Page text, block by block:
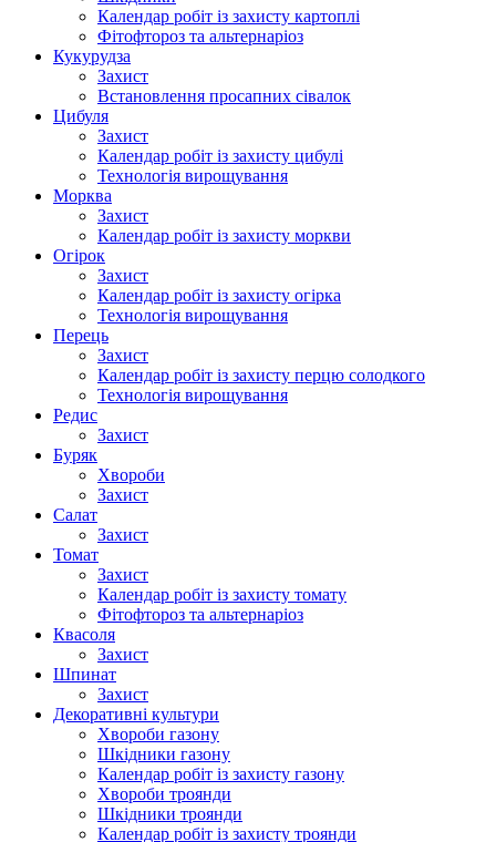
Календар робіт із захисту картоплі
Фітофтороз та альтернаріоз
Кукурудза
Захист
Встановлення просапних сівалок
Цибуля
Захист
Календар робіт із захисту цибулі
Технологія вирощування
Морква
Захист
Календар робіт із захисту моркви
Огірок
Захист
Календар робіт із захисту огірка
Технологія вирощування
Перець
Захист
Календар робіт із захисту перцю солодкого
Технологія вирощування
Редис
Захист
Буряк
Хвороби
Захист
Салат
Захист
Томат
Захист
Календар робіт із захисту томату
Фітофтороз та альтернаріоз
Квасоля
Захист
Шпинат
Захист
Декоративні культури
Хвороби газону
Шкідники газону
Календар робіт із захисту газону
Хвороби троянди
Шкідники троянди
Календар робіт із захисту троянди